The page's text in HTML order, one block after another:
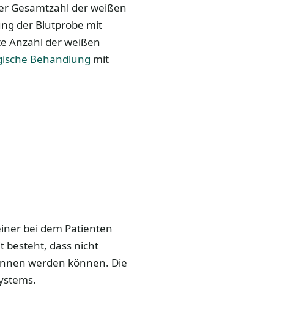
Gesamtzahl der weißen
der Blutprobe mit
Anzahl der weißen
Behandlung mit
bei dem Patienten
besteht, dass nicht
werden können. Die